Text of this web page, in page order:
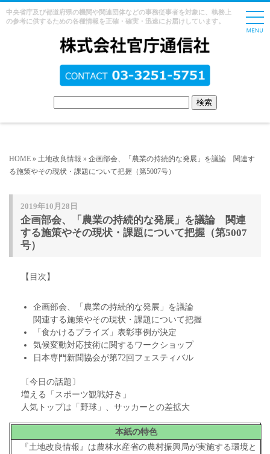
中央省庁及び都道府県の機関や関連団体などの事務従事者を対象に、執務上
の参考に供するための各種情報を正確・確実・迅速にお届けしています。
HOME » 土地改良情報 » 企画部会、「農業の持続的な発展」を議論 関連す
る施策やその現状・課題について把握（第5007号）
2019年10月28日
企画部会、「農業の持続的な発展」を議論 関連
する施策やその現状・課題について把握（第5007
号）
【目次】
企画部会、「農業の持続的な発展」を議論
関連する施策やその現状・課題について把握
「食かけるプライズ」表彰事例が決定
気候変動対応技術に関するワークショップ
日本専門新聞協会が第72回フェスティバル
〔今日の話題〕
増える「スポーツ観戦好き」
人気トップは「野球」、サッカーとの差拡大
本紙の特色
『土地改良情報』は農林水産省の農村振興局が実施する環境と